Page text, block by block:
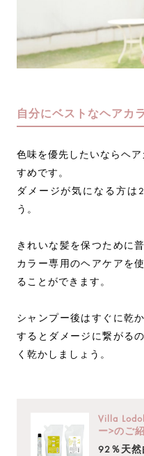
自分にベストなヘアカ
色味を優先したいならヘ
すめです。
ダメージが気になる方は
う。
きれいな髪を保つために
カラー専用のヘアケアを
ることができます。
シャンプー後はすぐに乾
するとダメージに繋がる
く乾かしましょう。
Villa
ー>のご
92％天然